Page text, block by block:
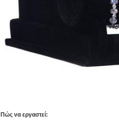
Πώς να εργαστεί: